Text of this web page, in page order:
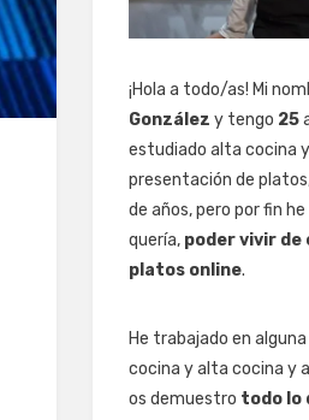
¡Hola a todo/as! Mi
González y tengo 25
estudiado alta cocina y
presentación de
de años, pero por fin
quería, poder vivir
platos online.
He trabajado en
cocina y alta cocina y
os demuestro todo lo